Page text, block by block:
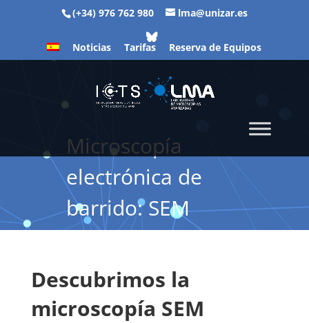
(+34) 976 762 980 lma@unizar.es
Noticias Tarifas Reserva de Equipos
Microscopía
electrónica de
barrido: SEM
Descubrimos la
microscopía SEM